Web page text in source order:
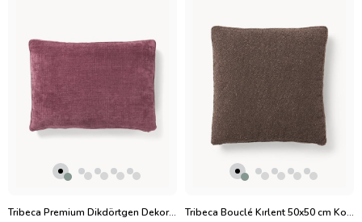
Tribeca Premium Dikdörtgen Dekoratif Kırlent 50x70 cm
Tribeca Bouclé Kırlent 50x50 cm Koyu Kahverengi